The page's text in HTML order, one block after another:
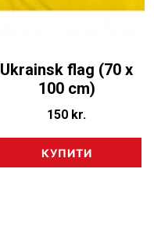
Ukrainsk flag (70 x
100 cm)
150 kr.
КУПИТИ